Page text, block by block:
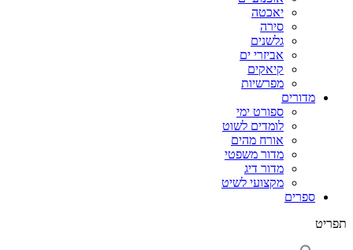
יאכטה
סירה
גלשנים
אביזרי ים
קיאקים
מפרשיות
מדורים
ספורט ימי
לומדים לשוט
אורח מהים
מדור משפטי
מדור דיג
מקצועי לשיט
ספרים
תפריט